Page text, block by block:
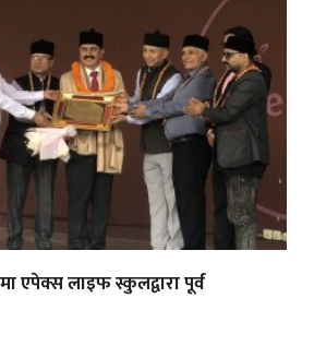
एपेक्स लाइफ स्कुलद्वारा पूर्व